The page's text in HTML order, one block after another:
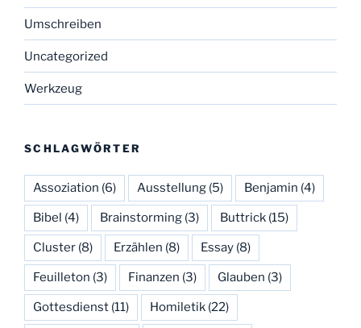
Umschreiben
Uncategorized
Werkzeug
SCHLAGWÖRTER
Assoziation (6) Ausstellung (5) Benjamin (4)
Bibel (4) Brainstorming (3) Buttrick (15)
Cluster (8) Erzählen (8) Essay (8)
Feuilleton (3) Finanzen (3) Glauben (3)
Gottesdienst (11) Homiletik (22)